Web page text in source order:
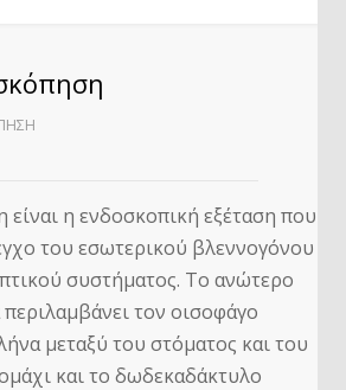
η ενδοσκοπική εξέταση που
του εσωτερικού βλεννογόνου
συστήματος. Το ανώτερο
τον οισοφάγο
μεταξύ του στόματος και του
και το δωδεκαδάκτυλο